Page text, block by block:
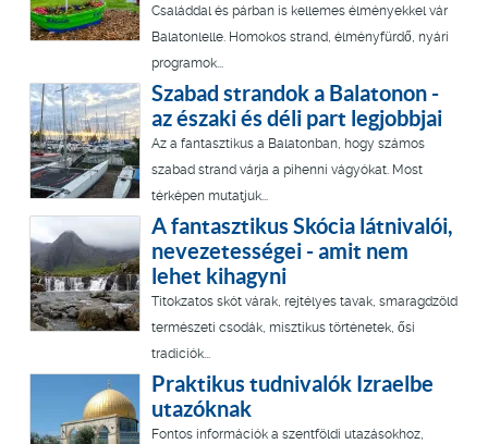
Családdal és párban is kellemes élményekkel vár
Balatonlelle. Homokos strand, élményfürdő, nyári
programok...
Szabad strandok a Balatonon -
az északi és déli part legjobbjai
Az a fantasztikus a Balatonban, hogy számos
szabad strand várja a pihenni vágyókat. Most
térképen mutatjuk...
A fantasztikus Skócia látnivalói,
nevezetességei - amit nem
lehet kihagyni
Titokzatos skót várak, rejtélyes tavak, smaragdzöld
természeti csodák, misztikus történetek, ősi
tradíciók...
Praktikus tudnivalók Izraelbe
utazóknak
Fontos információk a szentföldi utazásokhoz,